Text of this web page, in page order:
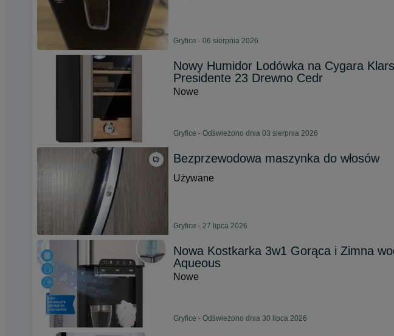
Gryfice - 06 sierpnia 2026
Nowy Humidor Lodówka na Cygara
Presidente 23 Drewno Cedr
Nowe
Gryfice - Odświeżono dnia 03 sierpnia 2026
Bezprzewodowa maszynka do włosów
Używane
Gryfice - 27 lipca 2026
Nowa Kostkarka 3w1 Gorąca i Zimna
Aqueous
Nowe
Gryfice - Odświeżono dnia 30 lipca 2026